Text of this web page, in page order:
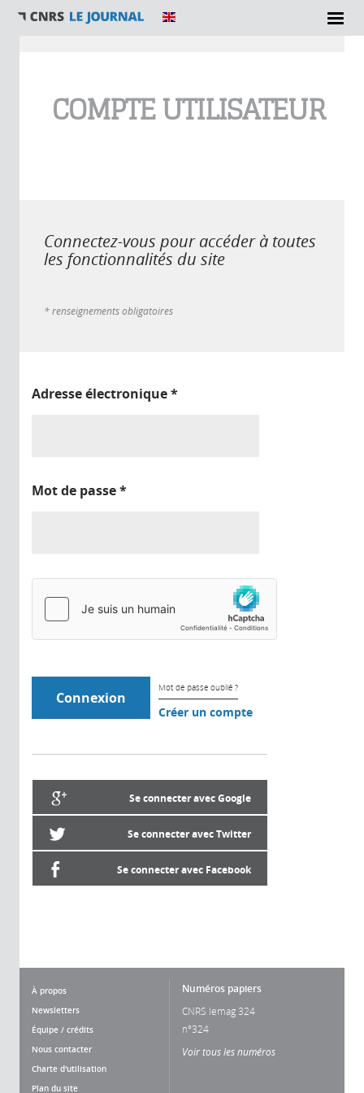
COMPTE UTILISATEUR
Connectez-vous pour accéder à toutes
les fonctionnalités du site
* renseignements obligatoires
Adresse électronique*
Mot de passe*
Mot de passe oublié ?
Créer un compte
Se connecter avec Google
Se connecter avec Twitter
Se connecter avec Facebook
À propos
Newsletters
Équipe / crédits
Nous contacter
Charte d'utilisation
Plan du site
Numéros papiers
CNRS lemag 324
n°324
Voir tous les numéros